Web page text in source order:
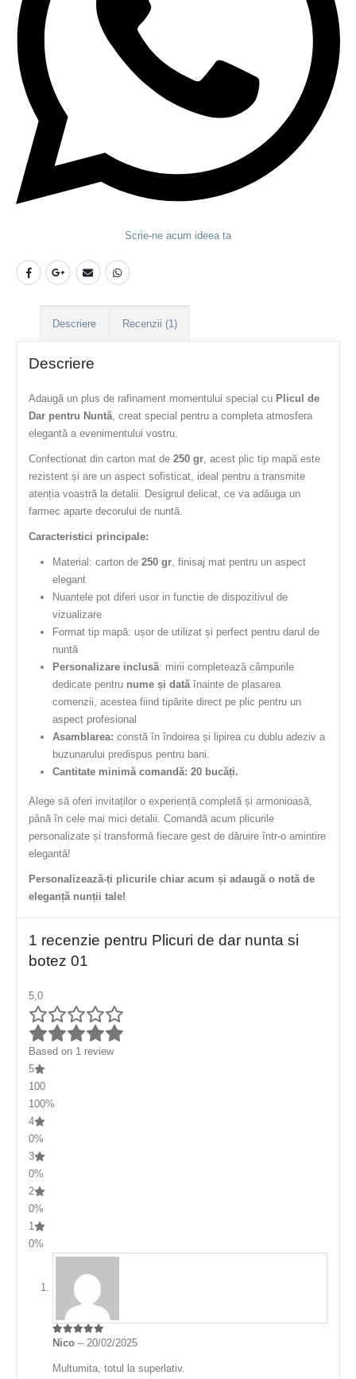
Scrie-ne acum ideea ta
Descriere Recenzii (1)
Descriere
Adaugă un plus de rafinament momentului special cu Plicul de
Dar pentru Nuntă, creat special pentru a completa atmosfera
elegantă a evenimentului vostru.
Confectionat din carton mat de 250 gr, acest plic tip mapă este
rezistent și are un aspect sofisticat, ideal pentru a transmite
atenția voastră la detalii. Designul delicat, ce va adăuga un
farmec aparte decorului de nuntă.
Caracteristici principale:
Material: carton de 250 gr, finisaj mat pentru un aspect
elegant
Nuantele pot diferi usor in functie de dispozitivul de
vizualizare
Format tip mapă: ușor de utilizat și perfect pentru darul de
nuntă
Personalizare inclusă: mirii completează câmpurile
dedicate pentru nume și datăînainte de plasarea
comenzii, acestea fiind tipărite direct pe plic pentru un
aspect profesional
Asamblarea: constă în îndoirea și lipirea cu dublu adeziv a
buzunarului predispus pentru bani.
Cantitate minimă comandă: 20 bucăți.
Alege să oferi invitaților o experiență completă și armonioasă,
până în cele mai mici detalii. Comandă acum plicurile
personalizate și transformă fiecare gest de dăruire într-o amintire
elegantă!
Personalizează-ți plicurile chiar acum și adaugă o notă de
eleganță nunții tale!
1 recenzie pentru Plicuri de dar nunta si
botez 01
5,0
Based on 1 review
5
100
100%
4
0%
3
0%
2
0%
1
0%
5din 5
Nico – 20/02/2025
Multumita, totul la superlativ.